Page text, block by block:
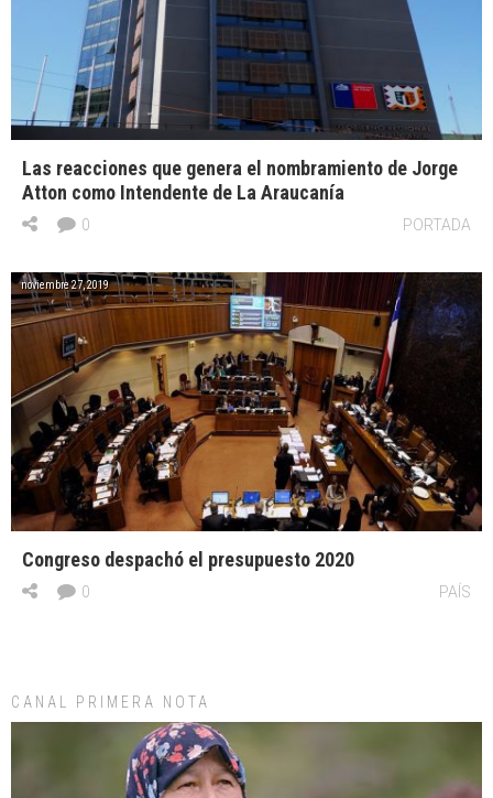
Las reacciones que genera el nombramiento de Jorge
Atton como Intendente de La Araucanía
PORTADA
0
noviembre 27, 2019
Congreso despachó el presupuesto 2020
PAÍS
0
CANAL PRIMERA NOTA